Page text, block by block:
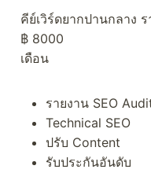
คีย์เวิร์ดยากปานกลาง
฿ 8000
เดือน
รายงาน SEO
Technical SEO
ปรับ Content
รับประกันอันดับ